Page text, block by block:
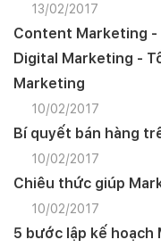
13/02/2017
Content Marketing -
Digital Marketing -
Marketing
10/02/2017
Bí quyết bán hàng
10/02/2017
Chiêu thức giúp
10/02/2017
5 bước lập kế hoạch